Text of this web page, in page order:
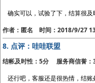
确实可以，试验了下，结算很及
作者：匿名 时间：2018/9/27
8. 点评：哇哇联盟
结帐及时性：5分 服务商信誉
还行吧，客服还是很热情，结账